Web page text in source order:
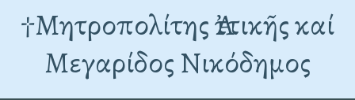
†Mητροπολίτης Ἀττικῆς καί
Μεγαρίδος Νικόδημος